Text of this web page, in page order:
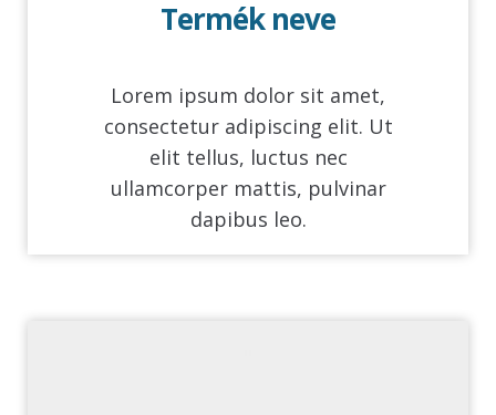
Termék neve
Lorem ipsum dolor sit amet,
consectetur adipiscing elit. Ut
elit tellus, luctus nec
ullamcorper mattis, pulvinar
dapibus leo.